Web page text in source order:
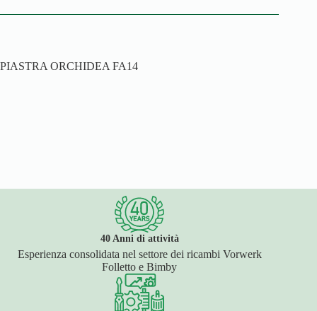
PIASTRA ORCHIDEA FA14
40 Anni di attività
Esperienza consolidata nel settore dei ricambi Vorwerk
Folletto e Bimby